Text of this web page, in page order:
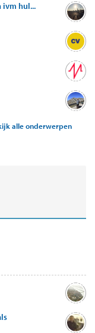
ivm hul...
alle onderwerpen